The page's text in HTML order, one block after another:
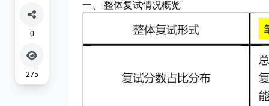
一、 整体复试情况概览
0
275